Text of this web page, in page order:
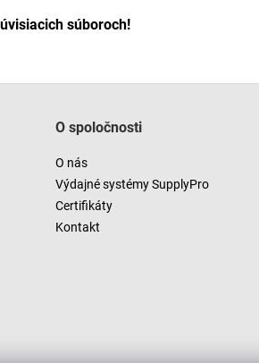
súboroch!
O spoločnosti
O nás
Výdajné systémy SupplyPro
Certifikáty
Kontakt